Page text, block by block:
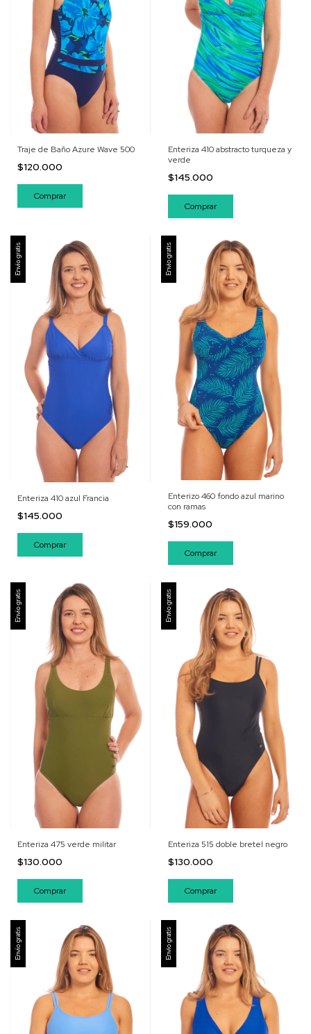
Traje de Baño Azure Wave 500
$120.000
Comprar
Enteriza 410 abstracto turqueza y
verde
$145.000
Comprar
Envío gratis
Enteriza 410 azul Francia
$145.000
Comprar
Envío gratis
Enterizo 460 fondo azul marino
con ramas
$159.000
Comprar
Envío gratis
Enteriza 475 verde militar
$130.000
Comprar
Envío gratis
Enteriza 515 doble bretel negro
$130.000
Comprar
Envío gratis Envío gratis